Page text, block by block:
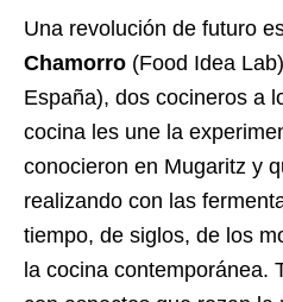
Una revolución de futuro
Chamorro (Food Idea
España), dos cocineros a
cocina les une la
conocieron en Mugaritz y
realizando con las
tiempo, de siglos, de los
la cocina contemporánea.